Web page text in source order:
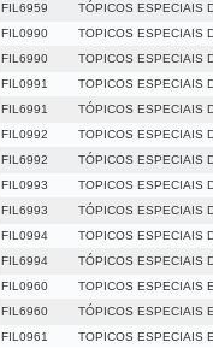
FIL6959
TÓPICOS ESPECIAIS
FIL0990
TOPICOS ESPECIAIS
FIL6990
TOPICOS ESPECIAIS
FIL0991
TOPICOS ESPECIAIS
FIL6991
TÓPICOS ESPECIAIS
FIL0992
TOPICOS ESPECIAIS
FIL6992
TÓPICOS ESPECIAIS
FIL0993
TOPICOS ESPECIAIS
FIL6993
TÓPICOS ESPECIAIS
FIL0994
TOPICOS ESPECIAIS
FIL6994
TÓPICOS ESPECIAIS
FIL0960
TOPICOS ESPECIAIS
FIL6960
TÓPICOS ESPECIAIS
FIL0961
TOPICOS ESPECIAIS